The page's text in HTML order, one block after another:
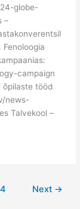
globe-
–
campaign
õpilaste tööd
news-
Talvekool –
Next →